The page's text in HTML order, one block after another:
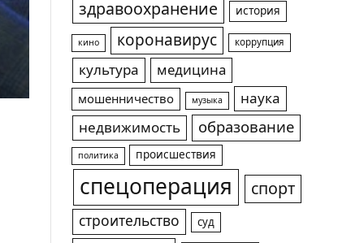
здравоохранение история
кино коронавирус коррупция
культура медицина
мошенничество музыка
наука
недвижимость
образование
политика происшествия
спецоперация спорт
строительство суд